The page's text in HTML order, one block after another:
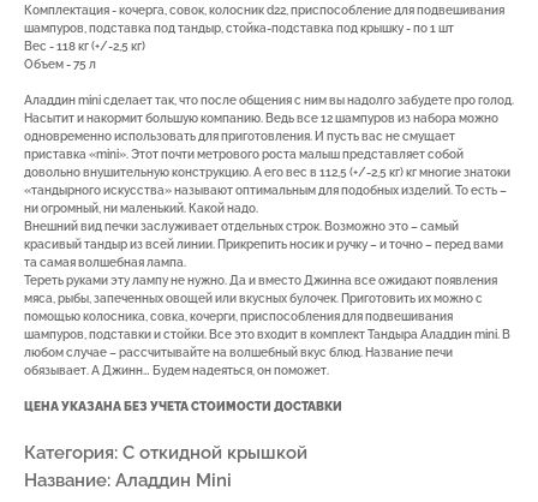
Комплектация - кочерга, совок, колосник d22, приспособление для подвешивания
шампуров, подставка под тандыр, стойка-подставка под крышку - по 1 шт
Вес - 118 кг (+/-2,5 кг)
Объем - 75 л
Аладдин mini сделает так, что после общения с ним вы надолго забудете про голод.
Насытит и накормит большую компанию. Ведь все 12 шампуров из набора можно
одновременно использовать для приготовления. И пусть вас не смущает
приставка «mini». Этот почти метрового роста малыш представляет собой
довольно внушительную конструкцию. А его вес в 112,5 (+/-2,5 кг) кг многие знатоки
«тандырного искусства» называют оптимальным для подобных изделий. То есть –
ни огромный, ни маленький. Какой надо.
Внешний вид печки заслуживает отдельных строк. Возможно это – самый
красивый тандыр из всей линии. Прикрепить носик и ручку – и точно – перед вами
та самая волшебная лампа.
Тереть руками эту лампу не нужно. Да и вместо Джинна все ожидают появления
мяса, рыбы, запеченных овощей или вкусных булочек. Приготовить их можно с
помощью колосника, совка, кочерги, приспособления для подвешивания
шампуров, подставки и стойки. Все это входит в комплект Тандыра Аладдин mini. В
любом случае – рассчитывайте на волшебный вкус блюд. Название печи
обязывает. А Джинн… Будем надеяться, он поможет.
ЦЕНА УКАЗАНА БЕЗ УЧЕТА СТОИМОСТИ ДОСТАВКИ
Категория: С откидной крышкой
Название: Аладдин Mini
ПОКУПАТЕЛЯМ
7(8512)20-10-17
Адрес:
Адмирала Нахимова 80 "в"